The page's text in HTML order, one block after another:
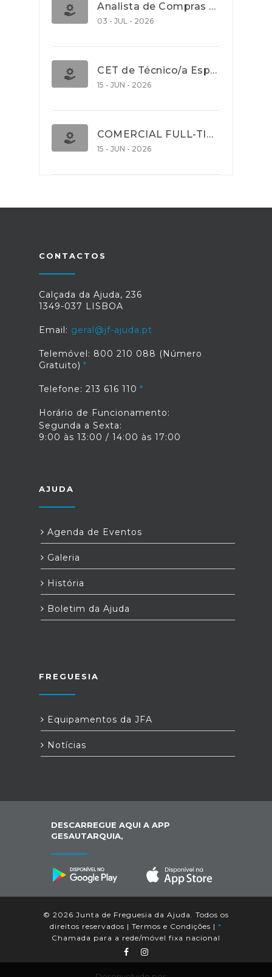
Analista de Compras e Contratos (Banca)
03 - JUL - 2026
CET de Técnico/a Especialista em Comércio Internacional (Nível 5)
15 - JUN - 2026
COMERCIAL FULL-TIME
15 - JUN - 2026
CONTACTOS
Calçada da Ajuda, 236
1349-037 LISBOA
Email: geral@jf-ajuda.pt
Telemóvel: 800 210 088 (Número
Gratuito)
Telefone: 213 616 110
Horário de Funcionamento:
Segunda a Sexta:
9:00 às 13:00 / 14:00 às 17:00
AJUDA
Agenda de Eventos
Galeria
História
Boletim da Ajuda
FREGUESIA
Equipamentos da JFA
Notícias
DESCARREGUE AQUI A APP
GESAUTARQUIA,
© 2026 Junta de Freguesia da Ajuda. Todos os
direitos reservados | Termos e Condições | *
Chamada para a rede/móvel fixa nacional